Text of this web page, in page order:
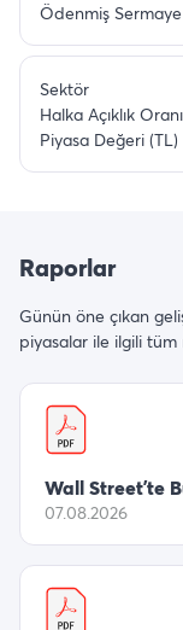
Ödenmiş Sermaye
Sektör
Halka Açıklık Oranı
Piyasa Değeri (TL)
Raporlar
Günün öne çıkan
piyasalar ile ilgili tüm
Wall Street’te
07.08.2026